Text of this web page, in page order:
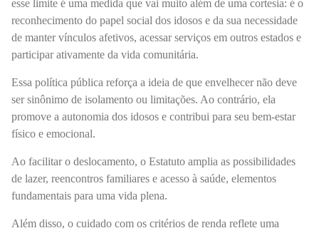
esse limite é uma medida que vai muito além de uma cortesia: é o
reconhecimento do papel social dos idosos e da sua necessidade
de manter vínculos afetivos, acessar serviços em outros estados e
participar ativamente da vida comunitária.
Essa política pública reforça a ideia de que envelhecer não deve
ser sinônimo de isolamento ou limitações. Ao contrário, ela
promove a autonomia dos idosos e contribui para seu bem-estar
físico e emocional.
Ao facilitar o deslocamento, o Estatuto amplia as possibilidades
de lazer, reencontros familiares e acesso à saúde, elementos
fundamentais para uma vida plena.
Além disso, o cuidado com os critérios de renda reflete uma